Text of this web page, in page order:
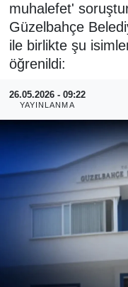
muhalefet'
Güzelbahçe
ile birlikte şu
öğrenildi:
26.05.2026 - 09:22
YAYINLANMA
SPOR
ASAYİŞ
Son Dakika
Haber Arşivi